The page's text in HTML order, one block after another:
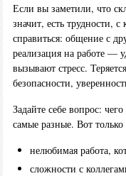
Если вы заметили, что
значит, есть трудности,
справиться: общение с
реализация на работе —
вызывают стресс.
безопасности,
Задайте себе вопрос:
самые разные. Вот
нелюбимая работа,
сложности с